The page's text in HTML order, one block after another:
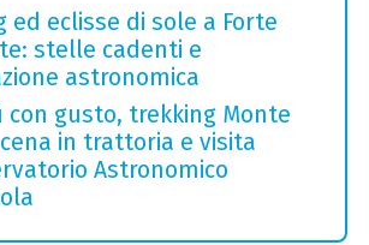
ed eclisse di sole a Forte
stelle cadenti e
astronomica
con gusto, trekking Monte
in trattoria e visita
Astronomico